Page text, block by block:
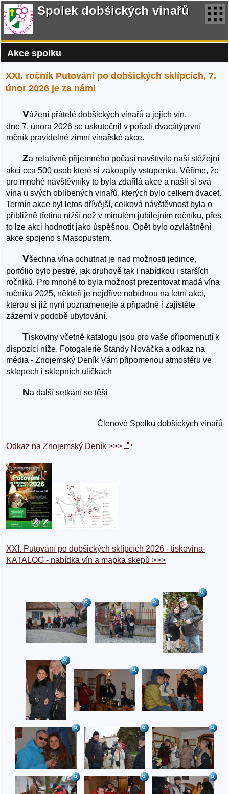
Spolek dobšických vinařů
Akce spolku
XXI. ročník Putování po dobšických sklípcích, 7.
únor 2026 je za námi
Vážení přátelé dobšických vinařů a jejich vín,
dne 7. února 2026 se uskutečnil v pořadí dvacátýprvní
ročník pravidelné zimní vinařské akce.
Za relativně příjemného počasí navštívilo naši stěžejní
akci cca 500 osob které si zakoupily vstupenku. Věříme, že
pro mnohé návštěvníky to byla zdařilá akce a našli si svá
vína u svých oblíbených vinařů, kterých bylo celkem dvacet.
Termín akce byl letos dřívější, celková návštěvnost byla o
přibližně třetinu nižší než v minulém jubilejním ročníku, přes
to lze akci hodnotit jako úspěšnou. Opět bylo ozvláštnění
akce spojeno s Masopustem.
Všechna vína ochutnat je nad možnosti jedince,
porfólio bylo pestré, jak druhově tak i nabídkou i starších
ročníků. Pro mnohé to byla možnost prezentovat madá vína
ročníku 2025, někteří je nejdříve nabídnou na letní akci,
kterou si již nyní poznamenejte a případně i zajistěte
zázemí v podobě ubytování.
Tiskoviny včetně katalogu jsou pro vaše připomenutí k
dispozici níže. Fotogalerie Standy Nováčka a odkaz na
média - Znojemský Deník Vám připomenou atmosféru ve
sklepech i sklepních uličkách
Na další setkání se těší
Členové Spolku dobšických vinařů
Odkaz na Znojemský Deník >>>
XXI. Putování po dobšických sklípcích 2026 - tiskovina-
KATALOG - nabídka vín a mapka skepů >>>